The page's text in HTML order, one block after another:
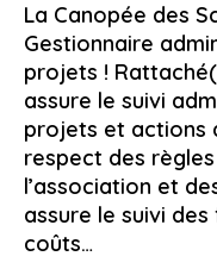
La Canopée des
Gestionnaire
projets !
assure le suivi
projets et actions
respect des
l’association et
assure le suivi
coûts…